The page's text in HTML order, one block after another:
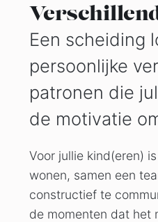
Een scheiding
persoonlijke
patronen die
de motivatie
Voor jullie kind(eren)
wonen, samen een
constructief te
de momenten dat het